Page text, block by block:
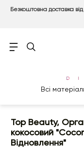
Безкоштовна доставка
Всі
Top Beauty,
кокосовий
Відновлення"